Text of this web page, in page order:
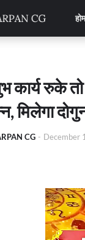
होम
कार्य रुके
मिलेगा
CG - December